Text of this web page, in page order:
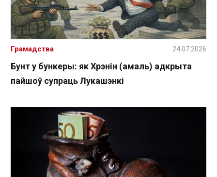
Бунт у бункеры: як Хрэнін (амаль) адкрыта
пайшоў супраць Лукашэнкі
Грамадства 24.07.2026